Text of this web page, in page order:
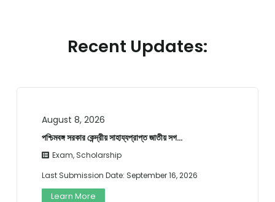
Recent Updates:
August 8, 2026
পশ্চিমবঙ্গ সরকার কেন্দ্রীয় সাহায্যপ্রাপ্ত জাতীয় সগ…
Exam, Scholarship
Last Submission Date: September 16, 2026
Learn More